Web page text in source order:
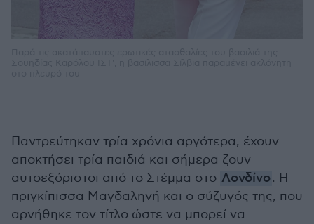
Παντρεύτηκαν τρία χρόνια αργότερα, έχουν
αποκτήσει τρία παιδιά και σήμερα ζουν
αυτοεξόριστοι από το Στέμμα στο Λονδίνο. Η
πριγκίπισσα Μαγδαληνή και ο σύζυγός της, που
αρνήθηκε τον τίτλο ώστε να μπορεί να